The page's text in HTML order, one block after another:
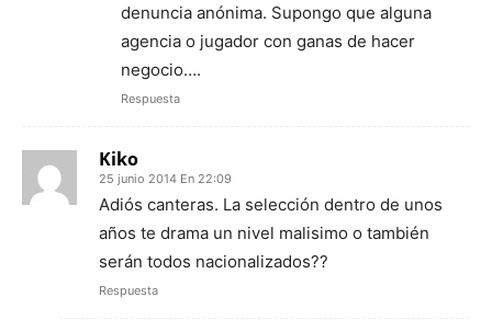
denuncia anónima. Supongo que alguna
agencia o jugador con ganas de hacer
negocio….
Respuesta
Kiko
25 junio 2014 En 22:09
Adiós canteras. La selección dentro de unos
años te drama un nivel malisimo o también
serán todos nacionalizados??
Respuesta